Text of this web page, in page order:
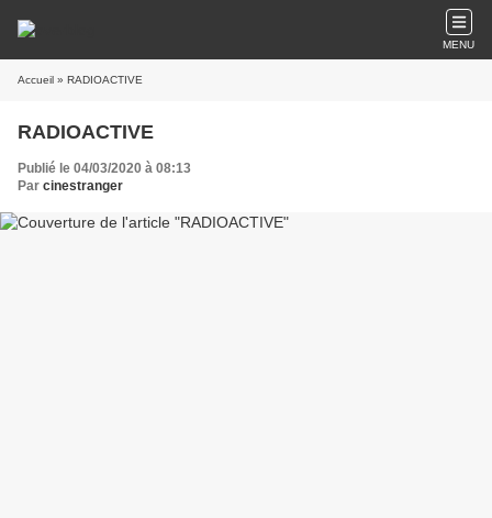
MENU
Accueil » RADIOACTIVE
RADIOACTIVE
Publié le 04/03/2020 à 08:13
Par cinestranger